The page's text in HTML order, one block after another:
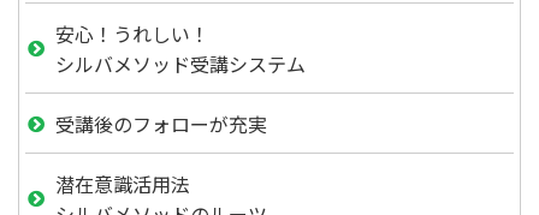
安心！うれしい！
シルバメソッド受講システム
受講後のフォローが充実
潜在意識活用法